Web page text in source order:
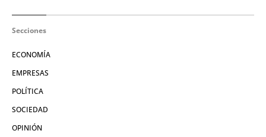
Secciones
ECONOMÍA
EMPRESAS
POLÍTICA
SOCIEDAD
OPINIÓN